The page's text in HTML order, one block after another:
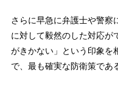
さらに早急に弁護士や警察
に対して毅然のした対応が
がきかない」という印象を
で、最も確実な防衛策であ